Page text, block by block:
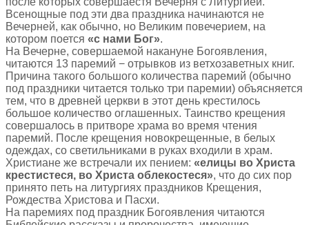
Всенощные под эти два праздника начинаются не
Вечерней, как обычно, но Великим повечерием, на
котором поется «с нами Бог».
На Вечерне, совершаемой накануне Богоявления,
читаются 13 паремий − отрывков из ветхозаветных книг.
Причина такого большого количества паремий (обычно
под праздники читается только три паремии) объясняется
тем, что в древней церкви в этот день крестилось
большое количество оглашенных. Таинство крещения
совершалось в притворе храма во время чтения
паремий. После крещения новокрещенные, в белых
одеждах, со светильниками в руках входили в храм.
Христиане же встречали их пением: «елицы во Христа
крестистеся, во Христа облекостеся», что до сих пор
принято петь на литургиях праздников Крещения,
Рождества Христова и Пасхи.
На паремиях под праздник Богоявления читаются